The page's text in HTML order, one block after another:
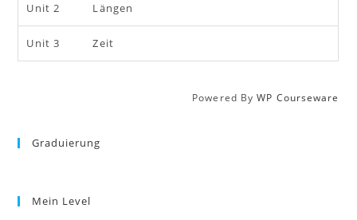
Unit 2 Längen
Unit 3 Zeit
Powered ByWP Courseware
Graduierung
Mein Level